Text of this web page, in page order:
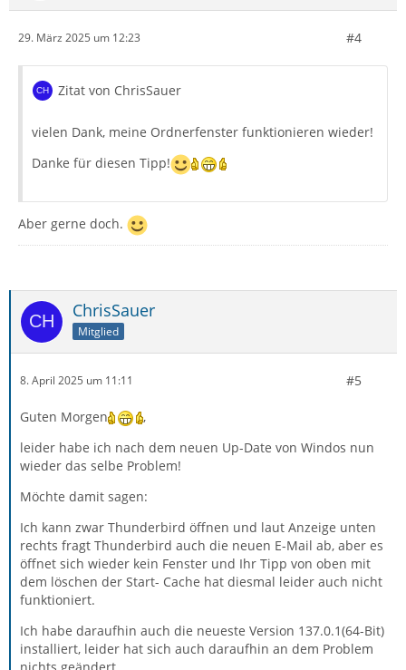
29. März 2025 um 12:23 #4
Zitat von ChrisSauer
vielen Dank, meine Ordnerfenster funktionieren wieder!
Danke für diesen Tipp!
Aber gerne doch.
ChrisSauer
Mitglied
8. April 2025 um 11:11 #5
Guten Morgen
,
leider habe ich nach dem neuen Up-Date von Windos nun
wieder das selbe Problem!
Möchte damit sagen:
Ich kann zwar Thunderbird öffnen und laut Anzeige unten
rechts fragt Thunderbird auch die neuen E-Mail ab, aber es
öffnet sich wieder kein Fenster und Ihr Tipp von oben mit
dem löschen der Start- Cache hat diesmal leider auch nicht
funktioniert.
Ich habe daraufhin auch die neueste Version 137.0.1(64-Bit)
installiert, leider hat sich auch daraufhin an dem Problem